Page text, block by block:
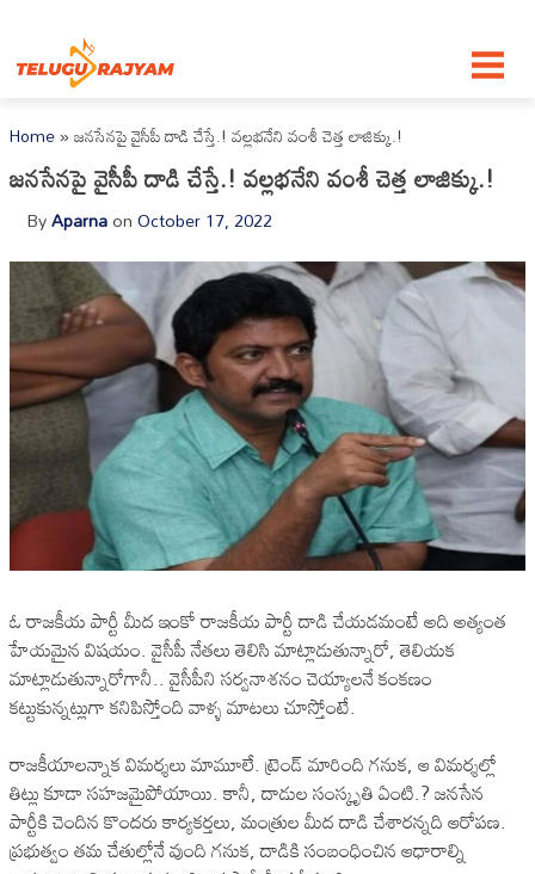
Home»జనసేనపై వైసీపీ దాడి చేస్తే.! వల్లభనేని వంశీ చెత్త లాజిక్కు.!
జనసేనపై వైసీపీ దాడి చేస్తే.! వల్లభనేని వంశీ చెత్త లాజిక్కు.!
ByAparnaonOctober 17, 2022
ఓ రాజకీయ పార్టీ మీద ఇంకో రాజకీయ పార్టీ దాడి చేయడమంటే అది అత్యంత
హేయమైన విషయం. వైసీపీ నేతలు తెలిసి మాట్లాడుతున్నారో, తెలియక
మాట్లాడుతున్నారోగానీ.. వైసీపీని సర్వనాశనం చెయ్యాలనే కంకణం
కట్టుకున్నట్లుగా కనిపిస్తోంది వాళ్ళ మాటలు చూస్తోంటే.
రాజకీయాలన్నాక విమర్శలు మామూలే. ట్రెండ్ మారింది గనుక, ఆ విమర్శల్లో
తిట్లు కూడా సహజమైపోయాయి. కానీ, దాడుల సంస్కృతి ఏంటి.? జనసేన
పార్టీకి చెందిన కొందరు కార్యకర్తలు, మంత్రుల మీద దాడి చేశారన్నది ఆరోపణ.
ప్రభుత్వం తమ చేతుల్లోనే వుంది గనుక, దాడికి సంబంధించిన ఆధారాల్ని